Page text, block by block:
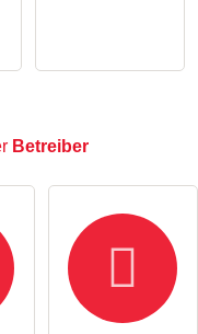
Fragen sind
Frage
Betreiber